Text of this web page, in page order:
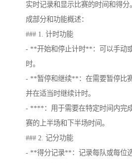
实时记录和显示比赛的时间和得分
成部分和功能概述：
### 1. 计时功能
- **开始和停止计时**：可以手动
时。
- **暂停和继续**：在需要暂停比
并在适当时继续计时。
- ****：用于需要在特定时间内完
赛的上半场和下半场时间。
### 2. 记分功能
- **得分记录**：记录每队或每位